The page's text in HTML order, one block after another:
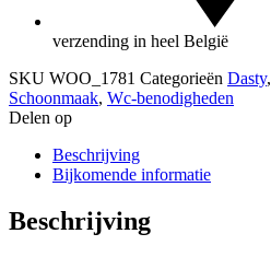
verzending in heel België
SKU WOO_1781 Categorieën Dasty,
Schoonmaak, Wc-benodigheden
Delen op
Beschrijving
Bijkomende informatie
Beschrijving